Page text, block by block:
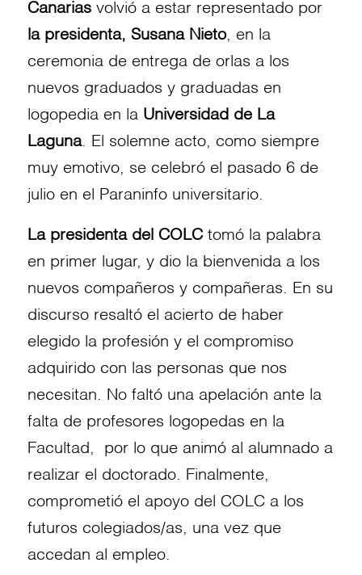
Canariasvolvió a estar representado por
la presidenta, Susana Nieto, en la
ceremonia de entrega de orlas a los
nuevos graduados y graduadas en
logopedia en la Universidad de La
Laguna. El solemne acto, como siempre
muy emotivo, se celebró el pasado 6 de
julio en el Paraninfo universitario.
La presidenta del COLCtomó la palabra
en primer lugar, y dio la bienvenida a los
nuevos compañeros y compañeras. En su
discurso resaltó el acierto de haber
elegido la profesión y el compromiso
adquirido con las personas que nos
necesitan. No faltó una apelación ante la
falta de profesores logopedas en la
Facultad, por lo que animó al alumnado a
realizar el doctorado. Finalmente,
comprometió el apoyo del COLC a los
futuros colegiados/as, una vez que
accedan al empleo.